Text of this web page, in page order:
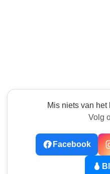
Mis niets van
Volg
Facebook